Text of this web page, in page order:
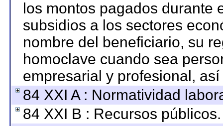
los montos pagados durante
subsidios a los sectores
nombre del beneficiario, su
homoclave cuando sea
empresarial y profesional,
84 XXI A : Normatividad
84 XXI B : Recursos públicos.